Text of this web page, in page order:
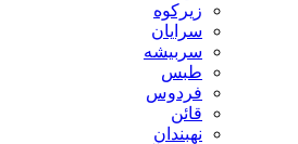
زیرکوه
سرایان
سربیشه
طبس
فردوس
قائن
نهبندان